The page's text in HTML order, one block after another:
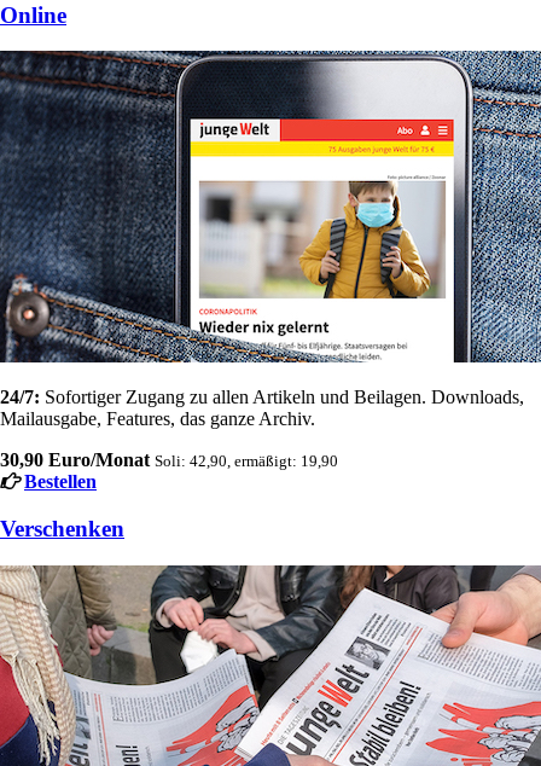
Online
24/7: Sofortiger Zugang zu allen Artikeln und Beilagen. Downloads,
Mailausgabe, Features, das ganze Archiv.
30,90 Euro/Monat Soli: 42,90, ermäßigt: 19,90
Bestellen
Verschenken